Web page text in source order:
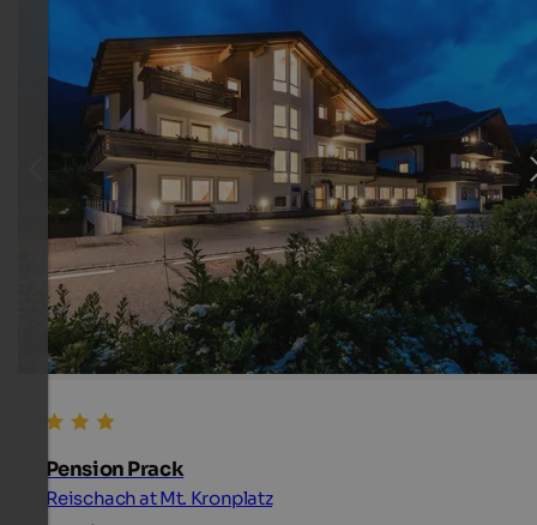
Pension Prack
Reischach at Mt. Kronplatz